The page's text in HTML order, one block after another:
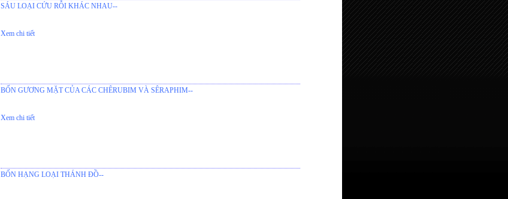
SÁU LOẠI CỨU RỖI KHÁC NHAU--
Xem chi tiết
BỐN GƯƠNG MẶT CỦA CÁC CHÊRUBIM VÀ SÊRAPHIM--
Xem chi tiết
BỐN HẠNG LOẠI THÁNH ĐỒ--